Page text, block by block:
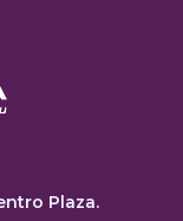
Plaza.